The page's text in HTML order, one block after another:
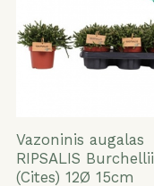
Vazoninis augalas
RIPSALIS Burchellii
(Cites) 12Ø 15cm